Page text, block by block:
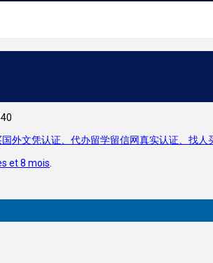
外文凭认证、代办留学留信网真实认证、找
et 8 mois